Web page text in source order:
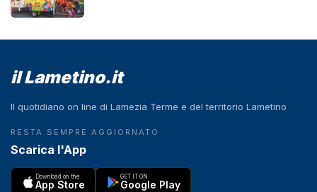
il Lametino.it
Il quotidiano on line di Lamezia Terme e del territorio Lametino
RESTA SEMPRE AGGIORNATO
Scarica l'App
Download on the
App Store
GET IT ON
Google Play